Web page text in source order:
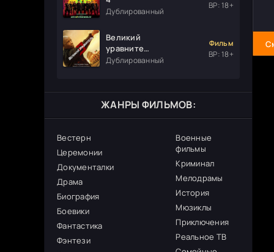
Дублированный
ВР: 18+
Великий
уравнитель
3
Дублированный
Фильм
ВР: 18+
ЖАНРЫ ФИЛЬМОВ:
Вестерн
Церемонии
Документалки
Драма
Биография
Боевики
Фантастика
Фэнтези
Военные
фильмы
Криминал
Мелодрамы
История
Мюзиклы
Приключения
Реальное ТВ